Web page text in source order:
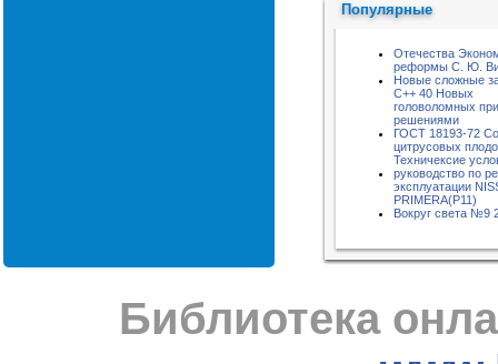
Популярные
Отечества
реформы С. Ю.
Новые сложные
С++ 40 Новых
головоломных
решениями
ГОСТ 18193-72
цитрусовых
Техничексие
руководство по
эксплуатации
PRIMERA(P11)
Вокруг света №9
Библиотека